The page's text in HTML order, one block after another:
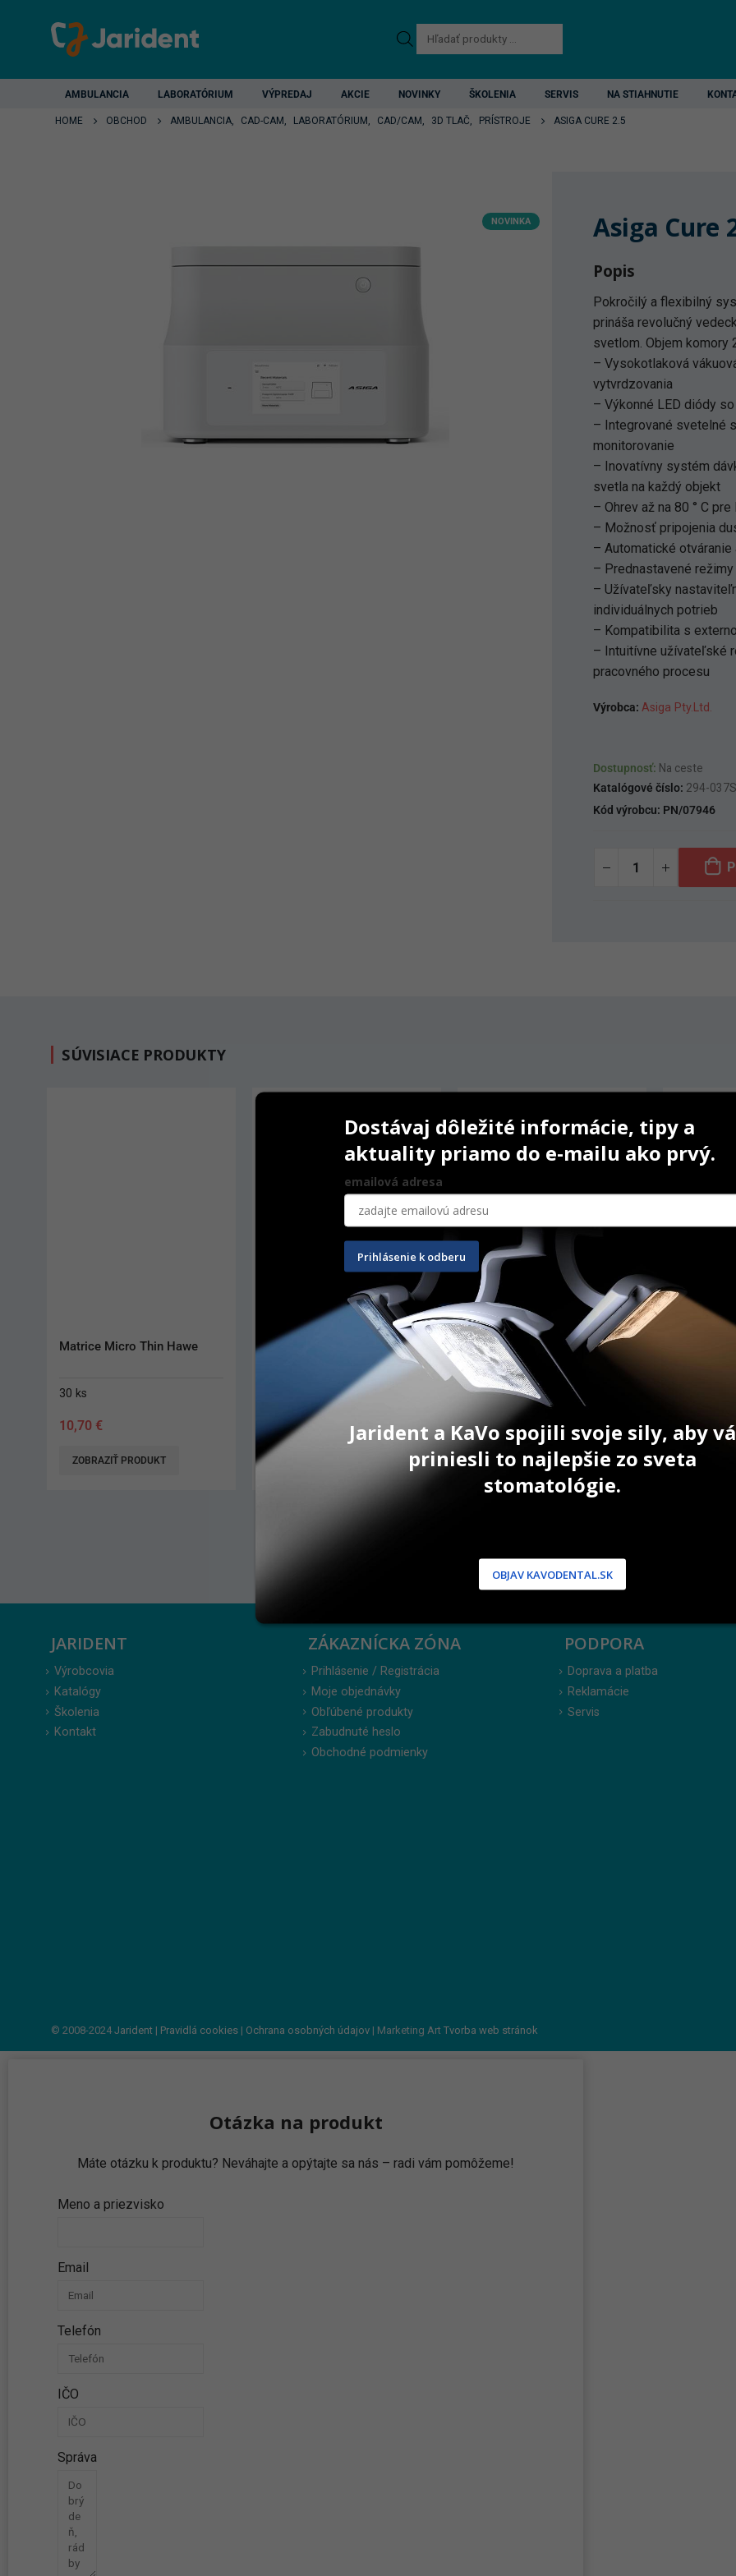
Products
search
AMBULANCIA LABORATÓRIUM VÝPREDAJ AKCIE NOVINKY ŠKOLENIA SERVIS NA STIAHNUTIE
HOME OBCHOD AMBULANCIA, CAD-CAM , LABORATÓRIUM , CAD/CAM , 3D TLAČ, PRÍSTROJE ASIGA CURE 2.5
NOVINKA Asiga Cure
Popis
Pokročilý a flexibilný
prináša revolučný
svetlom. Objem komory
– Vysokotlaková
vytvrdzovania
– Výkonné LED diódy
– Integrované svetelné
monitorovanie
– Inovatívny systém
svetla na každý objekt
– Ohrev až na 80 ° C
– Možnosť pripojenia
– Automatické
– Prednastavené
– Užívateľsky
individuálnych potrieb
– Kompatibilita s
– Intuitívne užívateľské
pracovného procesu
Výrobca: Asiga Pty.Ltd.
Dostupnosť: Na ceste
Katalógové číslo: 294-037S
Kód výrobcu: PN/07946
SÚVISIACE PRODUKTY
Matrice Micro Thin Hawe
30 ks
10,70 €
ZOBRAZIŤ PRODUKT
Návleky na opierku Medibase
61,70€
Matrice Hawe Contoured
30 ks
40,90€
Original
price
40,90 €.
35,80€Current
price
35,80 €.
ZOBRAZIŤ PRODUKT
16,40 €
ZOBRAZIŤ
JARIDENT
Výrobcovia
Katalógy
Školenia
Kontakt
ZÁKAZNÍCKA ZÓNA
Prihlásenie / Registrácia
Moje objednávky
Obľúbené produkty
Zabudnuté heslo
Obchodné podmienky
PODPORA
Doprava a platba
Reklamácie
Servis
© 2008-2024Jarident | Pravidlá cookies | Ochrana osobných údajov | Marketing Art Tvorba web stránok
Otázka na produkt
Máte otázku k produktu? Neváhajte a opýtajte sa nás – radi vám pomôžeme!
Meno a priezvisko
Email
Telefón
IČO
Správa
Dostávaj dôležité informácie, tipy a
aktuality priamo do e-mailu ako prvý.
emailová adresa
Prihlásenie k odberu
Jarident a KaVo spojili svoje sily, aby
priniesli to najlepšie zo sveta
stomatológie.
OBJAV KAVODENTAL.SK